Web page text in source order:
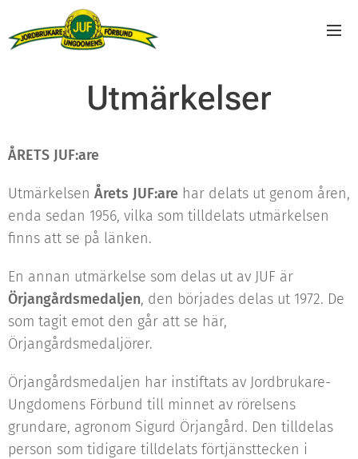
Utmärkelser
ÅRETS JUF:are
Utmärkelsen Årets JUF:are har delats ut genom åren,
enda sedan 1956, vilka som tilldelats utmärkelsen
finns att se på länken.
En annan utmärkelse som delas ut av JUF är
Örjangårdsmedaljen, den börjades delas ut 1972. De
som tagit emot den går att se här,
Örjangårdsmedaljörer.
Örjangårdsmedaljen har instiftats av Jordbrukare-
Ungdomens Förbund till minnet av rörelsens
grundare, agronom Sigurd Örjangård. Den tilldelas
person som tidigare tilldelats förtjänsttecken i